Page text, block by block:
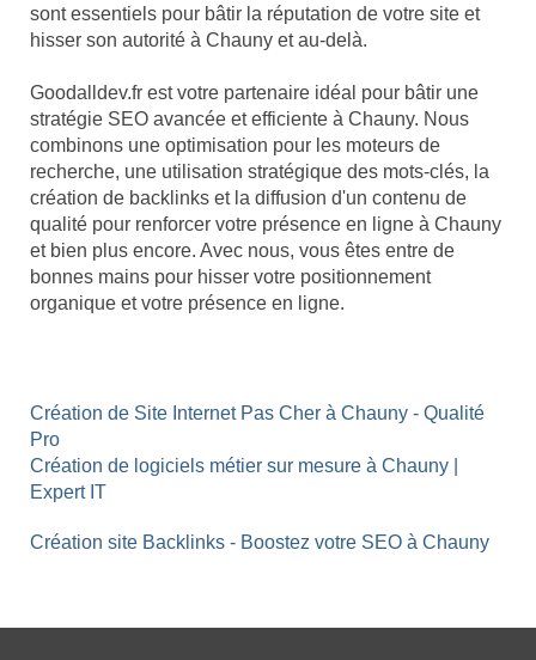
sont essentiels pour bâtir la réputation de votre site et
hisser son autorité à Chauny et au-delà.
Goodalldev.fr est votre partenaire idéal pour bâtir une
stratégie SEO avancée et efficiente à Chauny. Nous
combinons une optimisation pour les moteurs de
recherche, une utilisation stratégique des mots-clés, la
création de backlinks et la diffusion d'un contenu de
qualité pour renforcer votre présence en ligne à Chauny
et bien plus encore. Avec nous, vous êtes entre de
bonnes mains pour hisser votre positionnement
organique et votre présence en ligne.
Création de Site Internet Pas Cher à Chauny - Qualité
Pro
Création de logiciels métier sur mesure à Chauny |
Expert IT
Création site Backlinks - Boostez votre SEO à Chauny